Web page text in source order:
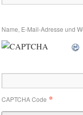
Name, E-Mail-Adresse und
CAPTCHA Code *